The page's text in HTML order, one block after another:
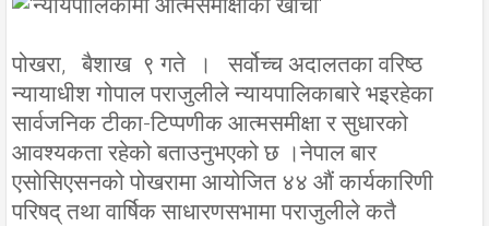
पोखरा, बैशाख ९ गते । सर्वोच्च अदालतका वरिष्ठ
न्यायाधीश गोपाल पराजुलीले न्यायपालिकाबारे भइरहेका
सार्वजनिक टीका-टिप्पणीक आत्मसमीक्षा र सुधारको
आवश्यकता रहेको बताउनुभएको छ ।नेपाल बार
एसोसिएसनको पोखरामा आयोजित ४४ औं कार्यकारिणी
परिषद् तथा वार्षिक साधारणसभामा पराजुलीले कतै